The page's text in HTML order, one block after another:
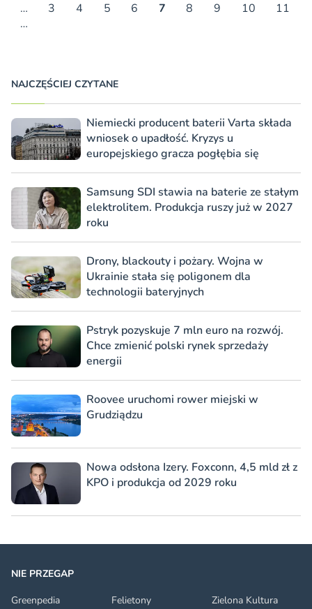
… 3 4 5 6 7 8 9 10
11
…
NAJCZĘŚCIEJ CZYTANE
Niemiecki producent baterii Varta składa
wniosek o upadłość. Kryzys u
europejskiego gracza pogłębia się
Samsung SDI stawia na baterie ze stałym
elektrolitem. Produkcja ruszy już w 2027
roku
Drony, blackouty i pożary. Wojna w
Ukrainie stała się poligonem dla
technologii bateryjnych
Pstryk pozyskuje 7 mln euro na rozwój.
Chce zmienić polski rynek sprzedaży
energii
Roovee uruchomi rower miejski w
Grudziądzu
Nowa odsłona Izery. Foxconn, 4,5 mld zł z
KPO i produkcja od 2029 roku
NIE PRZEGAP
Greenpedia
Felietony Zielona Kultura